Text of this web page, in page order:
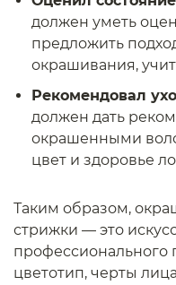
должен уметь
предложить
окрашивания,
Рекомендовал
должен дать
окрашенными
цвет и здоровье
Таким образом,
стрижки — это
профессионального
цветотип, черты